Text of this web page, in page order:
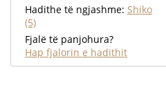
Hadithe të ngjashme: Shiko
(5)
Fjalë të panjohura?
Hap fjalorin e hadithit